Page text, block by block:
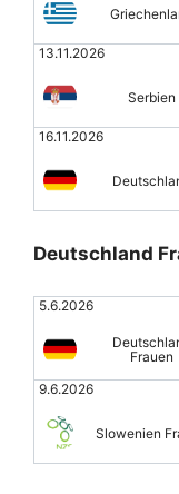
13.11.2026
Serbien
16.11.2026
Deutschland
5.6.2026
Frauen
9.6.2026
Slowenien